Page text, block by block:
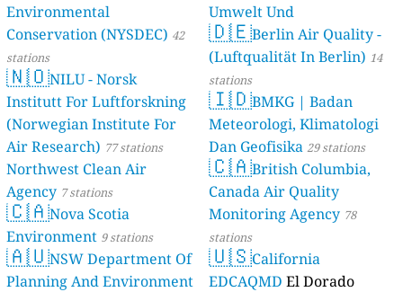
Umwelt Und
Verbraucherschutz) - LfU
46 stations
🇩🇪Berlin Air Quality -
(Luftqualität In Berlin) 14
stations
🇮🇩BMKG | Badan
Meteorologi, Klimatologi
Dan Geofisika 29 stations
🇨🇦British Columbia,
Canada Air Quality
Monitoring Agency 78
stations
🇺🇸California
EDCAQMDEl Dorado
Environmental
Conservation (NYSDEC) 42
stations
🇳🇴NILU - Norsk
Institutt For Luftforskning
(Norwegian Institute For
Air Research) 77 stations
Northwest Clean Air
Agency 7 stations
🇨🇦Nova Scotia
Environment 9 stations
🇦🇺NSW Department Of
Planning And Environment